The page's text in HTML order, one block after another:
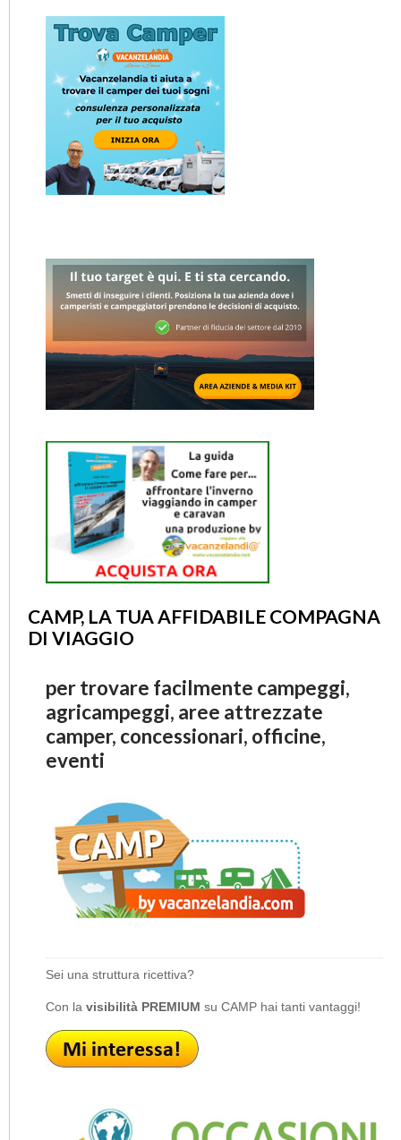
CAMP, LA TUA AFFIDABILE COMPAGNA
DI VIAGGIO
per trovare facilmente campeggi,
agricampeggi, aree attrezzate
camper, concessionari, officine,
eventi
Sei una struttura ricettiva?
Con la visibilità PREMIUM su CAMP hai tanti vantaggi!